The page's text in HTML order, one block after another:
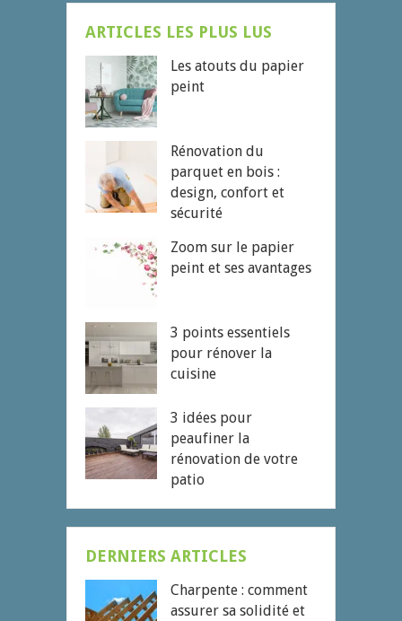
ARTICLES LES PLUS LUS
Les atouts du papier
peint
Rénovation du
parquet en bois :
design, confort et
sécurité
Zoom sur le papier
peint et ses avantages
3 points essentiels
pour rénover la
cuisine
3 idées pour
peaufiner la
rénovation de votre
patio
DERNIERS ARTICLES
Charpente : comment
assurer sa solidité et